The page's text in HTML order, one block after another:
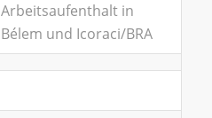
Arbeitsaufenthalt in
Bélem und Icoraci/BRA